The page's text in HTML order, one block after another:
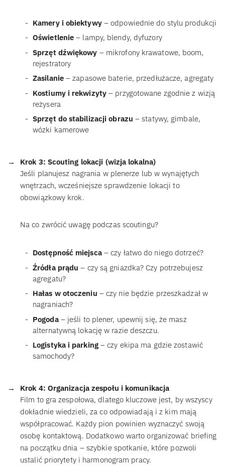
Kamery i obiektywy– odpowiednie do stylu produkcji
Oświetlenie – lampy, blendy, dyfuzory
Sprzęt dźwiękowy – mikrofony krawatowe, boom,
rejestratory
Zasilanie– zapasowe baterie, przedłużacze, agregaty
Kostiumy i rekwizyty – przygotowane zgodnie z wizją
reżysera
Sprzęt do stabilizacji obrazu – statywy, gimbale,
wózki kamerowe
Krok 3: Scouting lokacji (wizja lokalna)
Jeśli planujesz nagrania w plenerze lub w wynajętych
wnętrzach, wcześniejsze sprawdzenie lokacji to
obowiązkowy krok.
Na co zwrócić uwagę podczas scoutingu?
Dostępność miejsca– czy łatwo do niego dotrzeć?
Źródła prądu – czy są gniazdka? Czy potrzebujesz
agregatu?
Hałas w otoczeniu – czy nie będzie przeszkadzał w
nagraniach?
Pogoda– jeśli to plener, upewnij się, że masz
alternatywną lokację w razie deszczu.
Logistyka i parking– czy ekipa ma gdzie zostawić
samochody?
Krok 4: Organizacja zespołu i komunikacja
Film to gra zespołowa, dlatego kluczowe jest, by wszyscy
dokładnie wiedzieli, za co odpowiadają i z kim mają
współpracować. Każdy pion powinien wyznaczyć swoją
osobę kontaktową. Dodatkowo warto organizować briefing
na początku dnia – szybkie spotkanie, które pozwoli
ustalić priorytety i harmonogram pracy.